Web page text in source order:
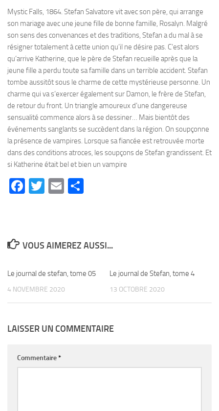
Mystic Falls, 1864. Stefan Salvatore vit avec son père, qui arrange
son mariage avec une jeune fille de bonne famille, Rosalyn. Malgré
son sens des convenances et des traditions, Stefan a du mal à se
résigner totalement à cette union qu’il ne désire pas. C’est alors
qu’arrive Katherine, que le père de Stefan recueille après que la
jeune fille a perdu toute sa famille dans un terrible accident. Stefan
tombe aussitôt sous le charme de cette mystérieuse personne. Un
charme qui va s’exercer également sur Damon, le frère de Stefan,
de retour du front. Un triangle amoureux d’une dangereuse
sensualité commence alors à se dessiner… Mais bientôt des
événements sanglants se succèdent dans la région. On soupçonne
la présence de vampires. Lorsque sa fiancée est retrouvée morte
dans des conditions atroces, les soupçons de Stefan grandissent. Et
si Katherine était bel et bien un vampire
Facebook
Twitter
Email
VOUS AIMEREZ AUSSI...
Le journal de stefan, tome 05
4 NOVEMBRE 2020
Le journal de Stefan, tome 4
13 OCTOBRE 2020
LAISSER UN COMMENTAIRE
Commentaire*